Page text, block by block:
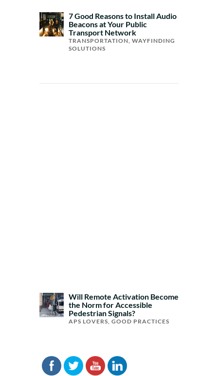
7 Good Reasons to Install Audio
Beacons at Your Public
Transport Network
TRANSPORTATION WAYFINDING
SOLUTIONS
Will Remote Activation Become
the Norm for Accessible
Pedestrian Signals?
APS LOVERS GOOD PRACTICES